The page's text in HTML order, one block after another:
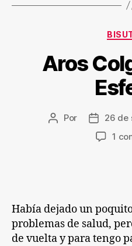
Aros
Autor
Por
Fecha
de
la
26 de
1
Había dejado un
problemas de salud,
de vuelta y para tengo